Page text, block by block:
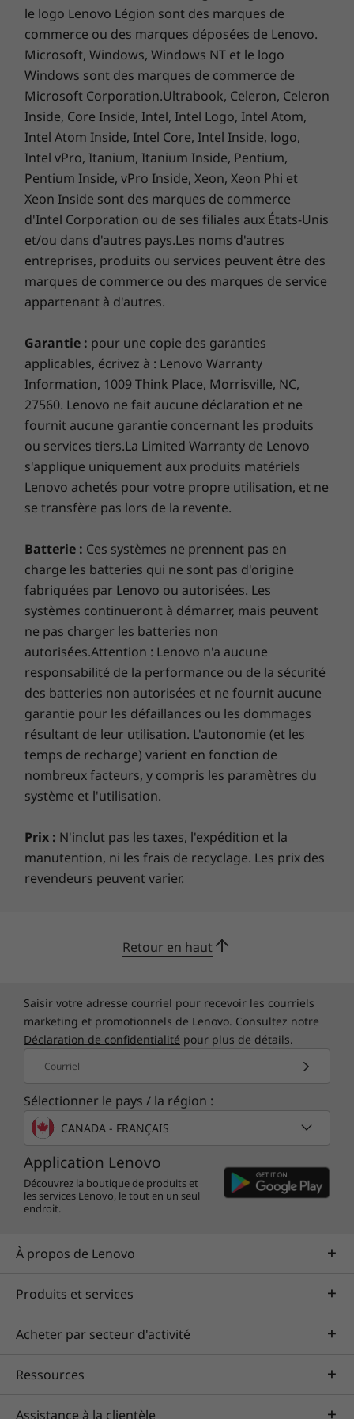
Small outside, big inside
Compared to earlier ThinkBook 13x models,
the Gen 2 version packs a taller screen and
bigger keyboard in the same compact chassis
size. The 16:10 display has extremely narrow
bezels—the screen-to-body ratio is above 91%
the top cover. Plus, the keyboard stretches
nearly edge-to-edge, giving you bigger keys
and the feel of typing on a larger laptop.
Portable style you'll love showing off
Not only does the ThinkBook 13x Gen 2 pack a
lot of power in a small package, but the
package itself is also something to behold. It
starts with the dual-tone Cloud Grey top cover.
durability and is so lightweight you can lift it
with just the fingers on one hand. Backlit keys
and other features add to the premium look
and feel.
Step up to the Windows 11
the Windows 11 operating systems. The
centered Start menu is more visible and easier
to use. There are improved voice-typing and
Groups, which lets you group related apps and
hôtes/périphériques, les attributs des fichiers, la configuration du système
et les environnements d’exploitation; les vitesses réelles varient et peuvent
être inférieures à celles attendues.
Clavier
Taille réelle, rétroéclairé, résistant aux déversements
Clavier tactile de précision en une seule pièce
Logiciels préinstallés
Gestionnaire de réunions IA
Lenovo Vantage
McAfee ®LiveSafe™(essai)
Office 365 (essai)
Ce qui est dans la boîteCe qui est dans la boîte
Adaptateur secteur Intel 65 W
Batterie interne
56 WhGuide de démarrage rapide
Plus d'informations
Liste complète des spécifications pour les numéros de
pièces commençant par 21AT disponible ici
lenovo.com
Les spécifications peuvent varier selon la région ou le modèle.
le logo Lenovo Légion sont des marques de
commerce ou des marques déposées de Lenovo.
Microsoft, Windows, Windows NT et le logo
Windows sont des marques de commerce de
Microsoft Corporation.Ultrabook, Celeron, Celeron
Inside, Core Inside, Intel, Intel Logo, Intel Atom,
Intel Atom Inside, Intel Core, Intel Inside, logo,
Intel vPro, Itanium, Itanium Inside, Pentium,
Pentium Inside, vPro Inside, Xeon, Xeon Phi et
Xeon Inside sont des marques de commerce
d'Intel Corporation ou de ses filiales aux États-Unis
et/ou dans d'autres pays.Les noms d'autres
entreprises, produits ou services peuvent être des
marques de commerce ou des marques de service
appartenant à d'autres.
Garantie : pour une copie des garanties
applicables, écrivez à : Lenovo Warranty
Information, 1009 Think Place, Morrisville, NC,
27560. Lenovo ne fait aucune déclaration et ne
fournit aucune garantie concernant les produits
ou services tiers.La Limited Warranty de Lenovo
s'applique uniquement aux produits matériels
Lenovo achetés pour votre propre utilisation, et ne
se transfère pas lors de la revente.
Batterie : Ces systèmes ne prennent pas en
charge les batteries qui ne sont pas d'origine
fabriquées par Lenovo ou autorisées. Les
systèmes continueront à démarrer, mais peuvent
ne pas charger les batteries non
autorisées.Attention : Lenovo n'a aucune
responsabilité de la performance ou de la sécurité
des batteries non autorisées et ne fournit aucune
garantie pour les défaillances ou les dommages
résultant de leur utilisation. L'autonomie (et les
temps de recharge) varient en fonction de
nombreux facteurs, y compris les paramètres du
système et l'utilisation.
Prix : N'inclut pas les taxes, l'expédition et la
manutention, ni les frais de recyclage. Les prix des
revendeurs peuvent varier.
Retour en haut
Saisir votre adresse courriel pour recevoir les courriels
marketing et promotionnels de Lenovo. Consultez notre
Déclaration de confidentialité pour plus de détails.
Courriel
Sélectionner le pays / la région :
CANADA - FRANÇAIS
Application Lenovo
Découvrez la boutique de produits et
les services Lenovo, le tout en un seul
endroit.
À propos de Lenovo
Produits et services
Acheter par secteur d'activité
Ressources
Assistance à la clientèle